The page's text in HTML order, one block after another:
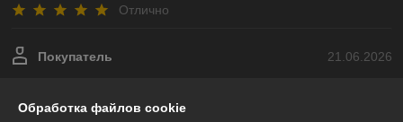
Отлично
21.06.2026
Покупатель
Обработка файлов cookie